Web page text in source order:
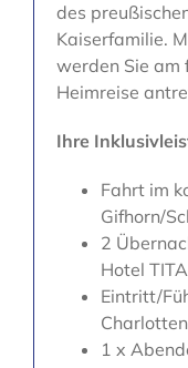
des
Kaiserfamilie.
werden Sie am
Heimreise
Ihre
Fahrt im
Gifhorn/
2
Hotel
Eintritt/
1 x